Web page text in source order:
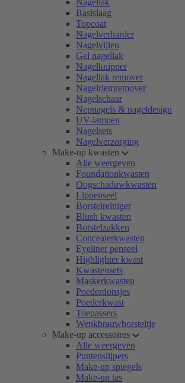
Nagellak
Basislaag
Topcoat
Nagelverharder
Nagelvijlen
Gel nagellak
Nagelknipper
Nagellak remover
Nagelriemremover
Nagelschaar
Nepnagels & nageldesign
UV-lampen
Nagelsets
Nagelverzorging
Make-up kwasten
Alle weergeven
Foundationkwasten
Oogschaduwkwasten
Lippenseel
Borstelreiniger
Blush kwasten
Borstelzakken
Concealerkwasten
Eyeliner penseel
Highlighter kwast
Kwastensets
Maskerkwasten
Poederdonsjes
Poederkwast
Toepassers
Wenkbrauwborsteltje
Make-up accessoires
Alle weergeven
Puntenslijpers
Make-up spiegels
Make-up tas